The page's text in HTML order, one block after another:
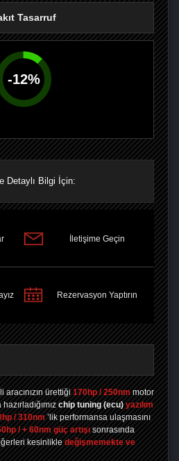
Tasarruf
-12%
Detaylı Bilgi İçin:
İletişime Geçin
Rezervasyon Yaptırın
ürettiği 170hp / 250nm motor
chip tuning (ecu) yazılım
/ 310nm ’lik performansa ulaşmasını
/ + 60nm güç artışı sonrasında
kesinlikle değişmemekte ve